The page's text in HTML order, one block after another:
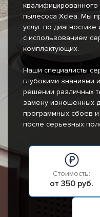
пылесоса Xclea. Мы
услуг по
с использованием
комплектующих.
Наши специалисты
глубокими знаниями
решении различных
замену изношенных
программных сбоев
после серьезных
Стоимость:
от 350 руб.